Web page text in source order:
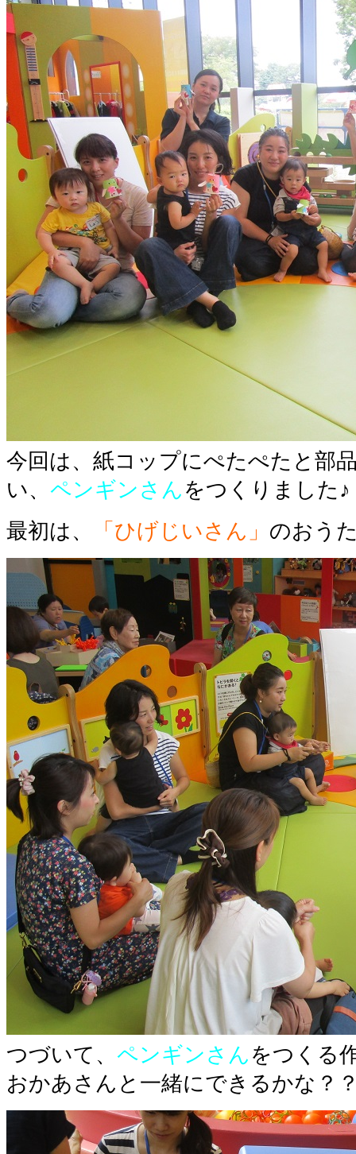
今回は、紙コップにぺたぺたと部
い、 ペンギンさん をつくりました♪
最初は、
「ひげじいさん」 のおう
つづいて、 ペンギンさん をつくる
おかあさんと一緒にできるかな？